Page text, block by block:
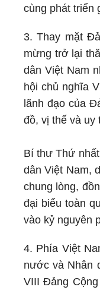
cùng phát triển
3. Thay mặt
mừng trở lại
dân Việt Nam
hội chủ nghĩa
lãnh đạo của
đồ, vị thế và
Bí thư Thứ
dân Việt Nam,
chung lòng,
đại biểu toàn
vào kỷ nguyên
4. Phía Việt
nước và Nhân
VIII Đảng